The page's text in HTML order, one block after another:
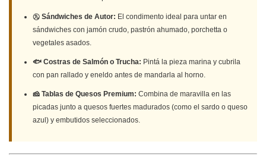
㊈ Sándwiches de Autor: El condimento ideal para untar en
sándwiches con jamón crudo, pastrón ahumado, porchetta o
vegetales asados.
🐟 Costras de Salmón o Trucha: Pintá la pieza marina y cubrila
con pan rallado y eneldo antes de mandarla al horno.
🧀 Tablas de Quesos Premium: Combina de maravilla en las
picadas junto a quesos fuertes madurados (como el sardo o queso
azul) y embutidos seleccionados.